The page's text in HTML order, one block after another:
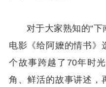
对于大家熟知的“下
电影《给阿嬤的情书》
个故事跨越了70年时
角、鲜活的故事讲述，